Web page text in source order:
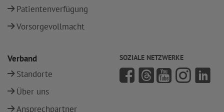
Patientenverfügung
Vorsorgevollmacht
Verband
Standorte
Über uns
Ansprechpartner
SOZIALE NETZWERKE